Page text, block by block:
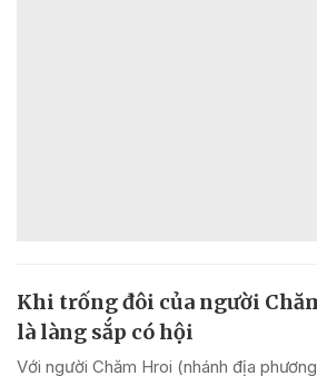
Khi trống đôi của người
là làng sắp có hội
Với người Chăm Hroi (nhánh địa